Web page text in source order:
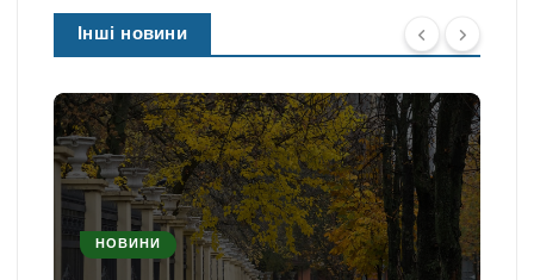
Інші новини
НОВИНИ